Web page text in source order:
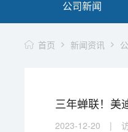
公司新闻
首页 新闻资讯
三年蝉联！美
2023-12-20 |